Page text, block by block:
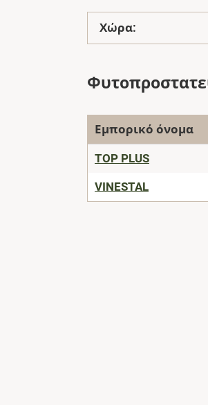
Χώρα:
Εμπορικό όνομα
TOP PLUS
VINESTAL